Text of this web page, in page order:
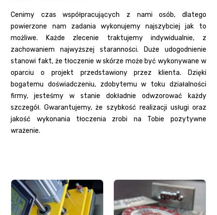
Cenimy czas współpracujących z nami osób, dlatego
powierzone nam zadania wykonujemy najszybciej jak to
możliwe. Każde zlecenie traktujemy indywidualnie, z
zachowaniem najwyższej staranności. Duże udogodnienie
stanowi fakt, że tłoczenie w skórze może być wykonywane w
oparciu o projekt przedstawiony przez klienta. Dzięki
bogatemu doświadczeniu, zdobytemu w toku działalności
firmy, jesteśmy w stanie dokładnie odwzorować każdy
szczegół. Gwarantujemy, że szybkość realizacji usługi oraz
jakość wykonania tłoczenia zrobi na Tobie pozytywne
wrażenie.